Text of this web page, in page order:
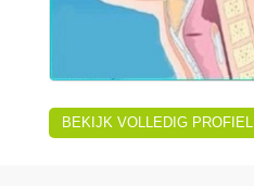
BEKIJK VOLLEDIG PROFIEL